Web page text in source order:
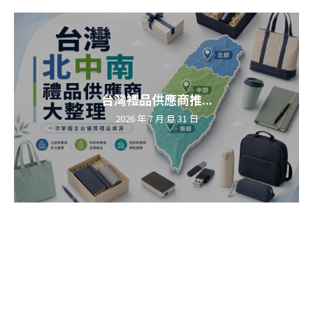
台灣禮品供應商推...
2026 年 7 月 月 31 日